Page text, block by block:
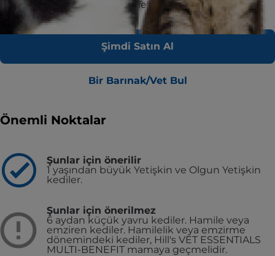
Bugünü daha iyi hale getirmek ve daha nice yarınları
desteklemek için.
Şimdi Satın Al
Bir Barınak/Vet Bul
Önemli Noktalar
Şunlar için önerilir
1 yaşından büyük Yetişkin ve Olgun Yetişkin
kediler.
Şunlar için önerilmez
6 aydan küçük yavru kediler. Hamile veya
emziren kediler. Hamilelik veya emzirme
dönemindeki kediler, Hill's VET ESSENTIALS
MULTI-BENEFIT mamaya geçmelidir.